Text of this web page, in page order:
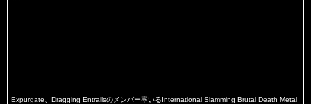
Expurgate、Dragging Entrailsのメンバー率いるInternational Slamming Brutal Death Metal